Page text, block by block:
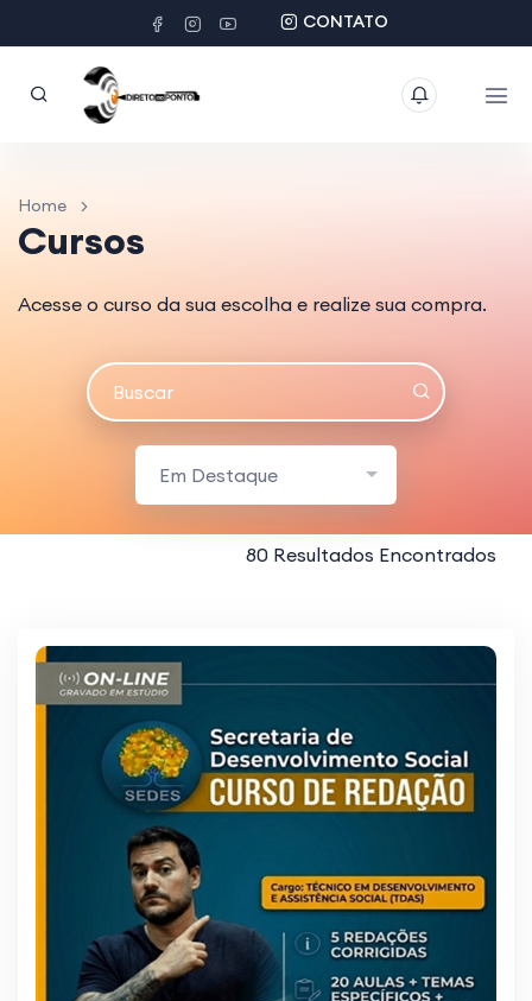
CONTATO
Home
Cursos
Acesse o curso da sua escolha e realize sua compra.
Em Destaque
80 Resultados Encontrados